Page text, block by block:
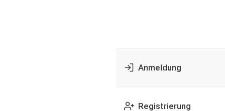
Anmeldung
Registrierung